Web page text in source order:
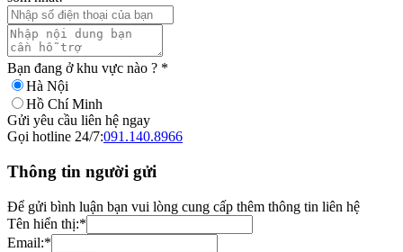
Bạn đang ở khu vực nào ? *
Hà Nội
Hồ Chí Minh
Gửi yêu cầu liên hệ ngay
Gọi hotline 24/7:091.140.8966
Thông tin người gửi
Để gửi bình luận bạn vui lòng cung cấp thêm thông tin liên hệ
Tên hiển thị:*
Email:*